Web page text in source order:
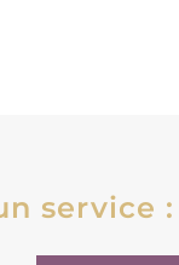
service :